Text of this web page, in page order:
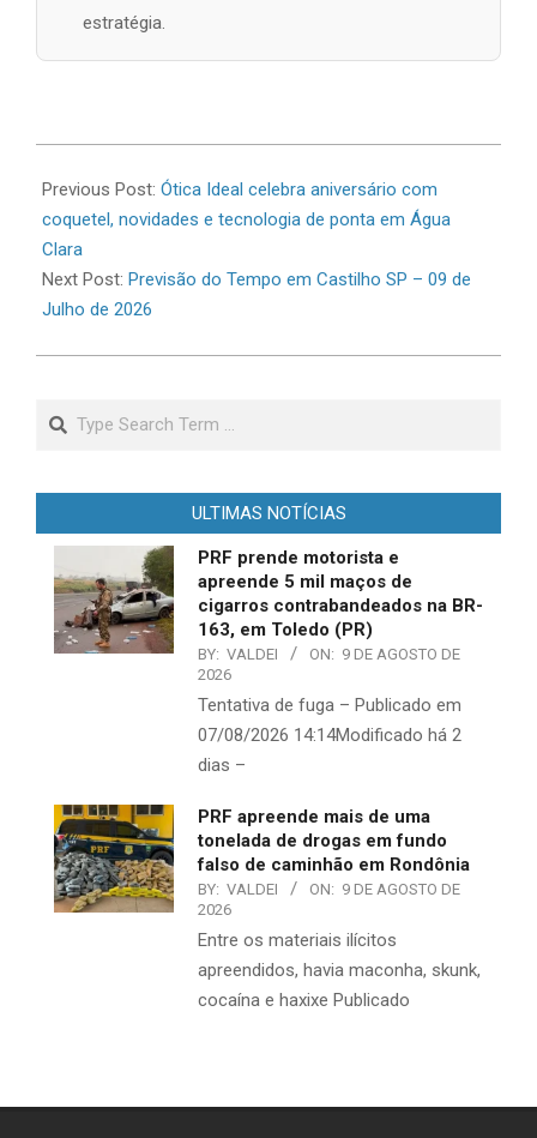
estratégia.
07-
08
Previous Post: Ótica Ideal celebra aniversário com
coquetel, novidades e tecnologia de ponta em Água
Clara
Next Post: Previsão do Tempo em Castilho SP – 09 de
Julho de 2026
Search
ULTIMAS NOTÍCIAS
PRF prende motorista e
apreende 5 mil maços de
cigarros contrabandeados na BR-
163, em Toledo (PR)
BY: VALDEI ON: 9 DE AGOSTO DE
2026
Tentativa de fuga – Publicado em
07/08/2026 14:14Modificado há 2
dias –
PRF apreende mais de uma
tonelada de drogas em fundo
falso de caminhão em Rondônia
BY: VALDEI ON: 9 DE AGOSTO DE
2026
Entre os materiais ilícitos
apreendidos, havia maconha, skunk,
cocaína e haxixe Publicado